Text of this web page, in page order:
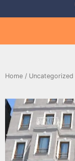
Home / Uncategorized